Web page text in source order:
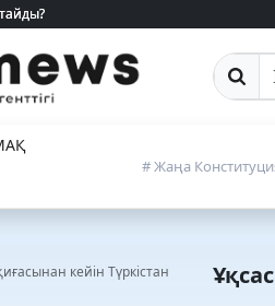
# Жаңа
кейін Түркістан